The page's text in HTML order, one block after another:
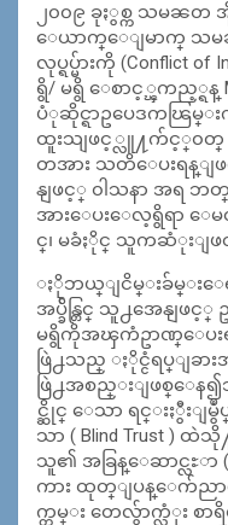
၂၀၀၉ ခုႏွစ္က သမၼတ
ေယာက္ေျမာက္ သမၼတ
လုပ္ရပ္မ်ားကို (Conflict
ရွိ/ မရွိ ေစာင့္ၾကည့္ရန္
ပံုဆိုင္ရာဥပေဒကၽြမ္
ထူးသျဖင့္လူ႔က်င့္၀တ္ (
တအား သတိေပးရန္ျဖ
နျဖင့္ ၀ါသနာ အရ
အားေပးေလ့ရွိရာ ေ
င္၊ မခံႏိုင္ သူကဆံုးျဖ
ႏိုဘယ္ျငိမ္းခ်မ္းေ
အပ္ခ်ိန္တြင္ သူ႕အေနျဖ
မရွိကိုအၾကံဥာဏ္ေပး
ဖြဲ႕သည္ ႏိုင္ငံရပ္ျခ
ဖြဲ႕အစည္းျဖစ္ေန၍
င္ဆိုင္ ေသာ ရင္းႏွီးျ
သာ ( Blind Trust )
သူ၏ အခြန္ေဆာင္လႊာ
ကား ထုတ္ျပန္ေက်ည
က္တမ္း တေလွ်ာက္လံုး